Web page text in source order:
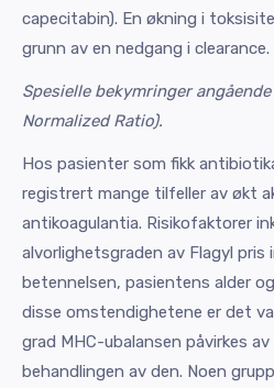
capecitabin). En økning i
grunn av en nedgang i clearance.
Spesielle bekymringer
Normalized Ratio).
Hos pasienter som fikk
registrert mange tilfeller av økt
antikoagulantia. Risikofaktorer
alvorlighetsgraden av Flagyl pris
betennelsen, pasientens alder
disse omstendighetene er det
grad MHC-ubalansen påvirkes
behandlingen av den. Noen